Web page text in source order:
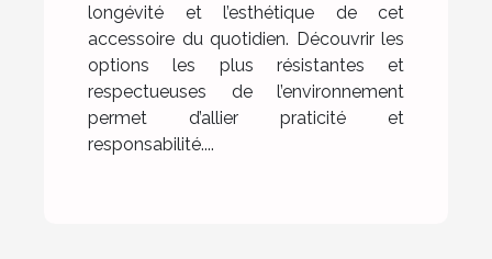
longévité et l’esthétique de cet
accessoire du quotidien. Découvrir les
options les plus résistantes et
respectueuses de l’environnement
permet d’allier praticité et
responsabilité....